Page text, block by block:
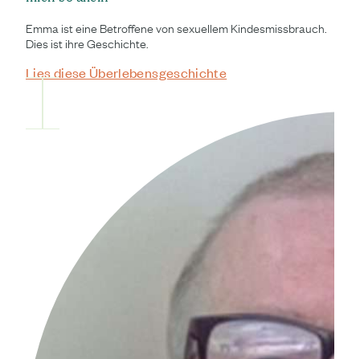
Emma ist eine Betroffene von sexuellem Kindesmissbrauch.
Dies ist ihre Geschichte.
Lies diese Überlebensgeschichte